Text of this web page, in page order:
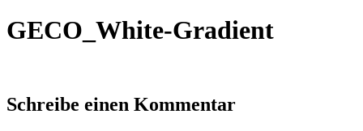
GECO_White-Gradient
Schreibe einen Kommentar